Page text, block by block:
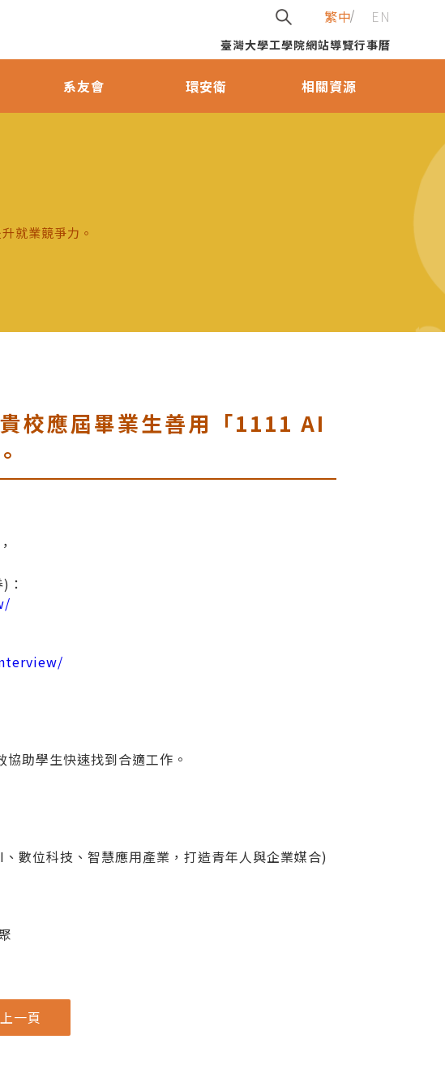
繁中 EN
臺灣大學工學院網站導覽行事曆
系友會 環安衛 相關資源
就業競爭力。
校應屆畢業生善用「1111 AI
：
助學生快速找到合適工作。
數位科技、智慧應用產業，打造青年人與企業媒合)